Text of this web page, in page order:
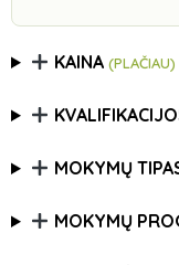
KAINA(PLAČIAU)
MOKYMŲ
MOKYMŲ